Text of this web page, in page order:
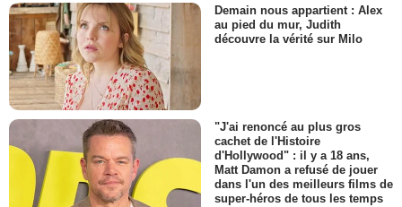
Demain nous appartient : Alex
au pied du mur, Judith
découvre la vérité sur Milo
"J'ai renoncé au plus gros
cachet de l'Histoire
d'Hollywood" : il y a 18 ans,
Matt Damon a refusé de jouer
dans l'un des meilleurs films de
super-héros de tous les temps